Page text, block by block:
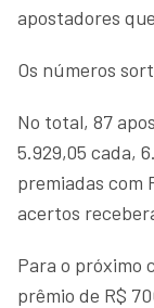
apostadores
Os números
No total, 87
5.929,05 cada,
premiadas com
acertos
Para o próximo
prêmio de R$